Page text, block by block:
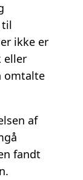
til
ikke er
eller
omtalte
af
fandt